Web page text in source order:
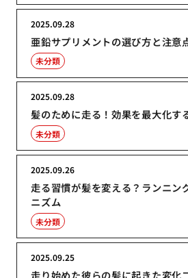
亜鉛サプリメントの選び方と注意
2025.09.28
未分類
髪のために走る！効果を最大化す
2025.09.28
未分類
走る習慣が髪を変える？ランニン
ニズム
2025.09.26
未分類
走り始めた彼らの髪に起きた変化
2025.09.25